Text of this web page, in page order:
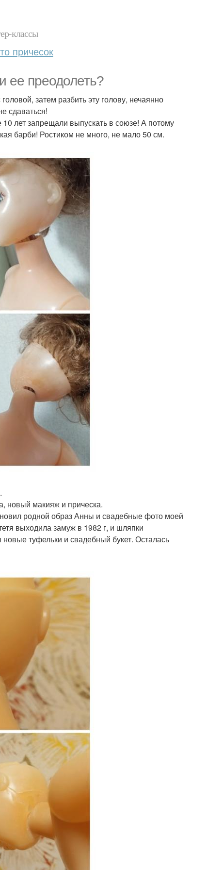
классы
причесок
ее преодолеть?
затем разбить эту голову, нечаянно
сдаваться!
лет запрещали выпускать в союзе! А потому
барби! Ростиком не много, не мало 50 см.
новый макияж и прическа.
родной образ Анны и свадебные фото моей
выходила замуж в 1982 г, и шляпки
туфельки и свадебный букет. Осталась